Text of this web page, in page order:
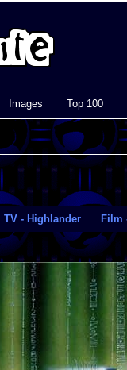
Images Top 100
TV - Highlander Film